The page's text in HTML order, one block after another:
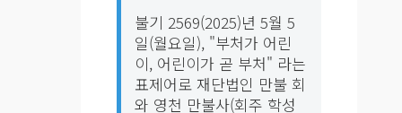
불기 2569(2025)년 5월 5
일(월요일), "부처가 어린
이, 어린이가 곧 부처" 라는
표제어로 재단법인 만불 회
와 영천 만불사(회주 학성